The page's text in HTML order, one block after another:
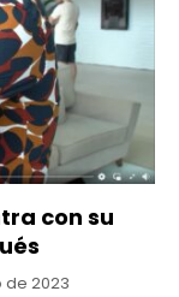
con su
de 2023